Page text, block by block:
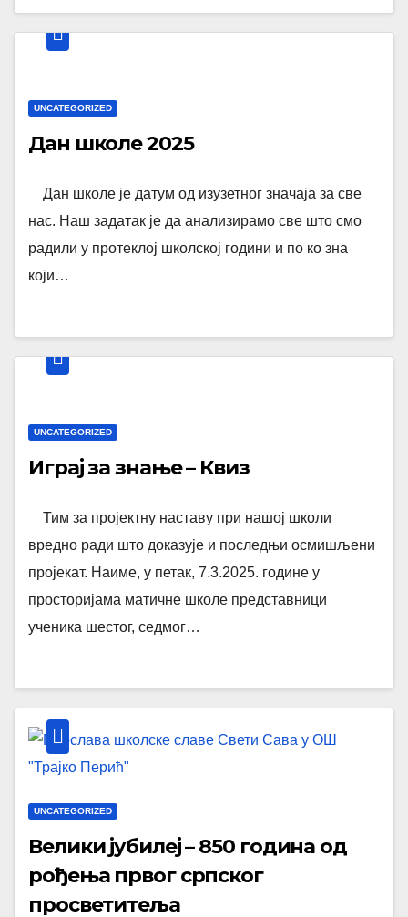
UNCATEGORIZED
Дан школе 2025
Дан школе је датум од изузетног значаја за све
нас. Наш задатак је да анализирамо све што смо
радили у протеклој школској години и по ко зна
који…
UNCATEGORIZED
Играј за знање – Квиз
Тим за пројектну наставу при нашој школи
вредно ради што доказује и последњи осмишљени
пројекат. Наиме, у петак, 7.3.2025. године у
просторијама матичне школе представници
ученика шестог, седмог…
UNCATEGORIZED
Велики јубилеј – 850 година од
рођења првог српског
просветитеља